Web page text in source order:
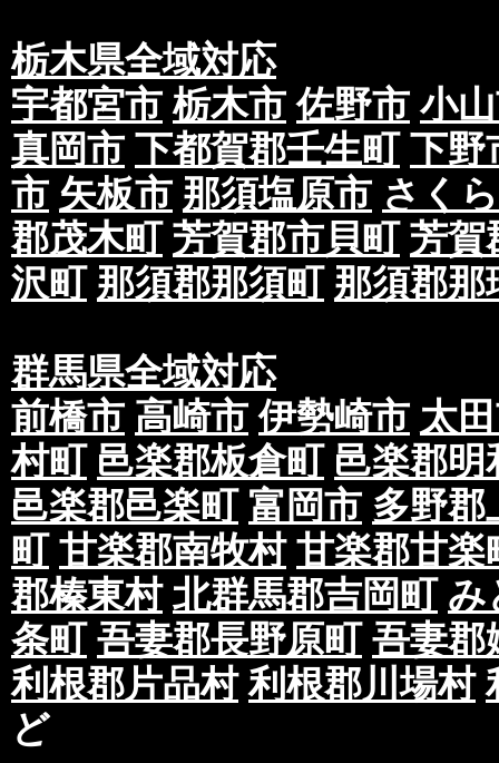
栃木県全域対応
宇都宮市 栃木市 佐野市 小
真岡市 下都賀郡壬生町 下野
市 矢板市 那須塩原市 さく
郡茂木町 芳賀郡市貝町 芳賀
沢町 那須郡那須町 那須郡那
群馬県全域対応
前橋市 高崎市 伊勢崎市 太
村町 邑楽郡板倉町 邑楽郡明
邑楽郡邑楽町 富岡市 多野郡
町 甘楽郡南牧村 甘楽郡甘楽
郡榛東村 北群馬郡吉岡町 み
条町 吾妻郡長野原町 吾妻郡
利根郡片品村 利根郡川場村
ど